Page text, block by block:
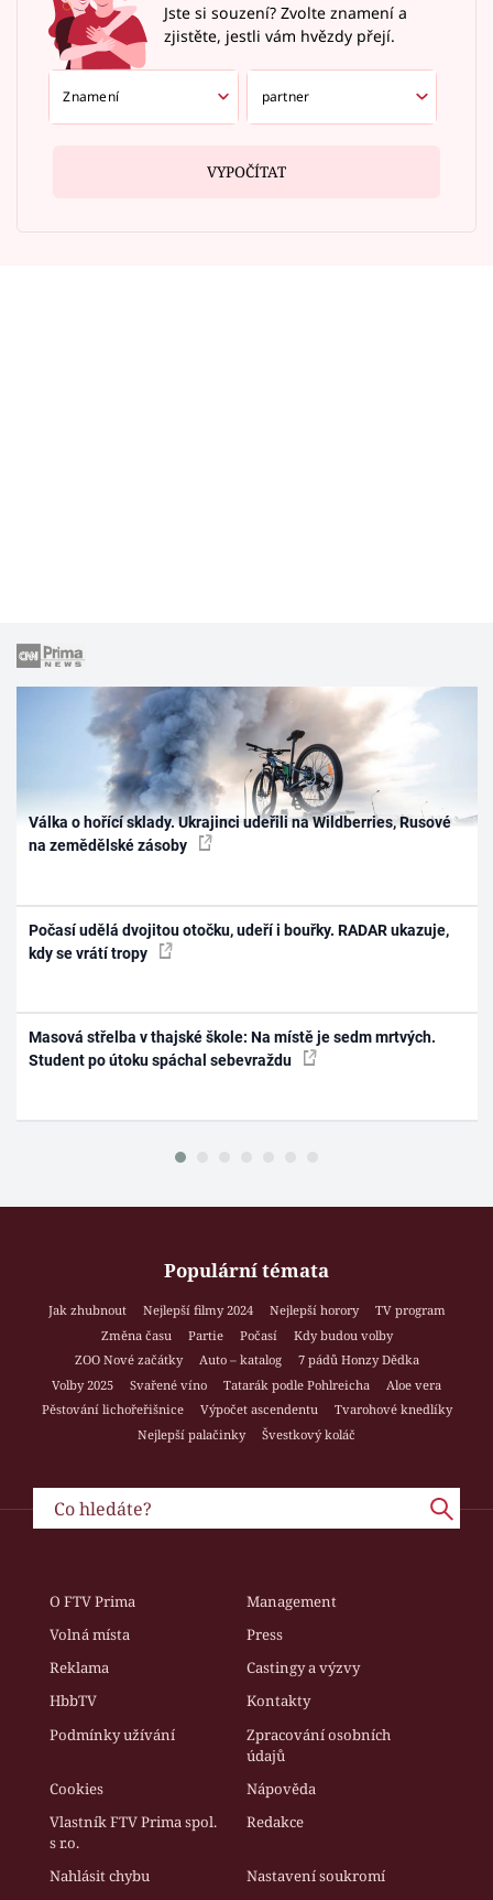
Jste si souzení? Zvolte znamení a
zjistěte, jestli vám hvězdy přejí.
VYPOČÍTAT
Válka o hořící sklady. Ukrajinci udeřili na Wildberries, Rusové
na zemědělské zásoby
Počasí udělá dvojitou otočku, udeří i bouřky. RADAR ukazuje,
kdy se vrátí tropy
Masová střelba v thajské škole: Na místě je sedm mrtvých.
Student po útoku spáchal sebevraždu
Populární témata
Jak zhubnout Nejlepší filmy 2024 Nejlepší horory
TV program
Změna času
Partie Počasí
Kdy budou volby
ZOO Nové začátky
Auto – katalog
7 pádů Honzy Dědka
Volby 2025
Svařené víno Tatarák podle Pohlreicha
Aloe vera
Pěstování lichořeřišnice
Výpočet ascendentu
Tvarohové knedlíky
Nejlepší palačinky
Švestkový koláč
O FTV Prima
Management
Volná místa
Press
Reklama
Castingy a výzvy
HbbTV
Kontakty
Podmínky užívání
Zpracování osobních
údajů
Cookies
Nápověda
Vlastník FTV Prima spol.
s r.o.
Redakce
Nahlásit chybu Nastavení soukromí